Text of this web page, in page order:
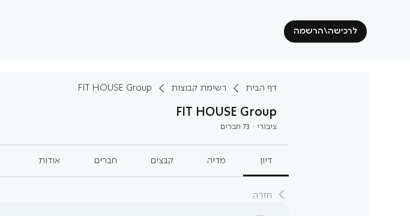
לרכישה\הרשמה
דף הבית רשימת קבוצות FIT HOUSE Group
FIT HOUSE Group
ציבורי · 73 חברים
דיון מדיה קבצים חברים אודות
חזרה